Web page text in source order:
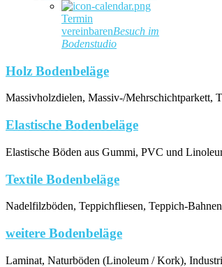
Termin
vereinbarenBesuch im
Bodenstudio
Holz Bodenbeläge
Massivholzdielen, Massiv-/Mehrschichtparkett,
Elastische Bodenbeläge
Elastische Böden aus Gummi, PVC und
Textile Bodenbeläge
Nadelfilzböden, Teppichfliesen, Teppich-
weitere Bodenbeläge
Laminat, Naturböden (Linoleum / Kork),